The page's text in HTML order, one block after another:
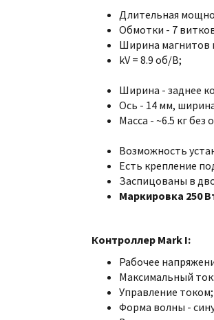
Длительная
Обмотки - 7
Ширина магнитов
kV = 8.9 об/В;
Ширина - заднее
Ось - 14 мм,
Масса - ~6.5 кг без
Возможность
Есть крепление
Заспицованы в
Маркировка 250
Контроллер Mark I:
Рабочее
Максимальный
Управление током;
Форма волны -